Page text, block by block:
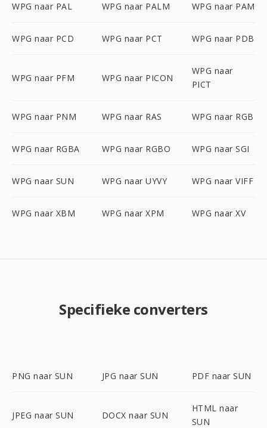
WPG naar PAL WPG naar PALM WPG naar PAM
WPG naar PCD WPG naar PCT WPG naar PDB
WPG naar PFM WPG naar PICON
WPG naar
PICT
WPG naar PNM WPG naar RAS WPG naar RGB
WPG naar RGBA WPG naar RGBO WPG naar SGI
WPG naar SUN WPG naar UYVY WPG naar VIFF
WPG naar XBM WPG naar XPM WPG naar XV
Specifieke converters
PNG naar SUN JPG naar SUN PDF naar SUN
JPEG naar SUN DOCX naar SUN
HTML naar
SUN